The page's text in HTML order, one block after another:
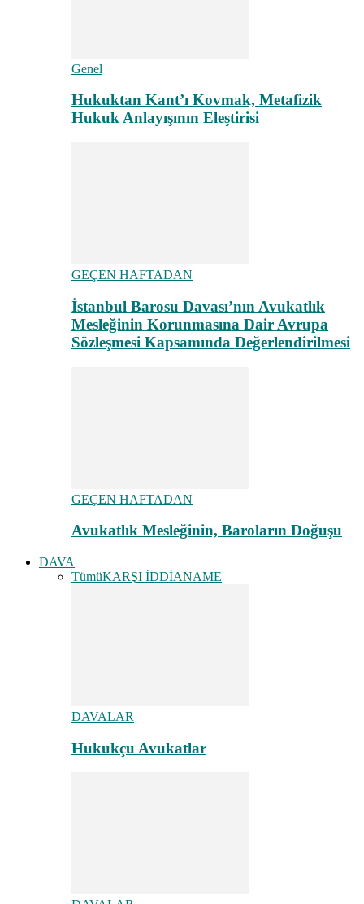
Genel
Hukuktan Kant’ı Kovmak, Metafizik
Hukuk Anlayışının Eleştirisi
GEÇEN HAFTADAN
İstanbul Barosu Davası’nın Avukatlık
Mesleğinin Korunmasına Dair Avrupa
Sözleşmesi Kapsamında Değerlendirilmesi
GEÇEN HAFTADAN
Avukatlık Mesleğinin, Baroların Doğuşu
DAVA
TümüKARŞI İDDİANAME
DAVALAR
Hukukçu Avukatlar